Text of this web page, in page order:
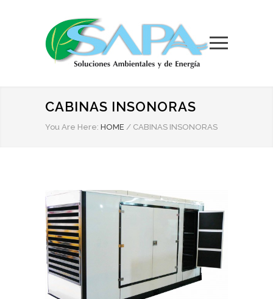
CABINAS INSONORAS
You Are Here: HOME / CABINAS INSONORAS